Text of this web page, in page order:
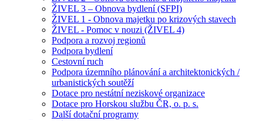
ŽIVEL 3 – Obnova bydlení (SFPI)
ŽIVEL 1 - Obnova majetku po krizových stavech
ŽIVEL - Pomoc v nouzi (ŽIVEL 4)
Podpora a rozvoj regionů
Podpora bydlení
Cestovní ruch
Podpora územního plánování a architektonických /
urbanistických soutěží
Dotace pro nestátní neziskové organizace
Dotace pro Horskou službu ČR, o. p. s.
Další dotační programy